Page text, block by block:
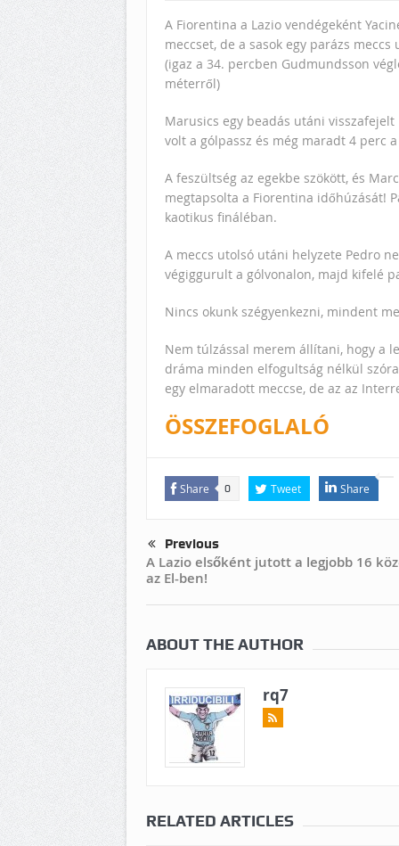
A Fiorentina a Lazio vendégeként
meccset, de a sasok egy parázs
(igaz a 34. percben Gudmundsson
méterről)
Marusics egy beadás utáni
volt a gólpassz és még maradt 4 perc
A feszültség az egekbe szökött, és
megtapsolta a Fiorentina időhúzását!
kaotikus fináléban.
A meccs utolsó utáni helyzete Pedro
végiggurult a gólvonalon, majd kifelé
Nincs okunk szégyenkezni, mindent
Nem túlzással merem állítani, hogy a
dráma minden elfogultság nélkül
egy elmaradott meccse, de az az
ÖSSZEFOGLALÓ
Share 0 Tweet Share
Previous
A Lazio elsőként jutott a legjobb 16
az El-ben!
ABOUT THE AUTHOR
rq7
RELATED ARTICLES